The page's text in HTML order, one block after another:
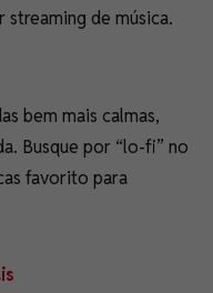
streaming de música.
bem mais calmas,
Busque por “lo-fi” no
favorito para